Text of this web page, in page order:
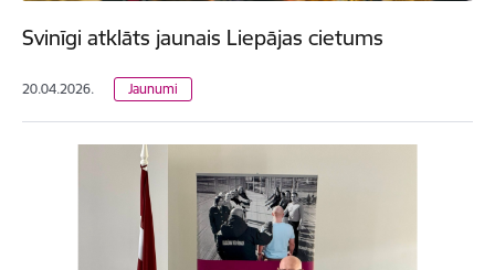
Svinīgi atklāts jaunais Liepājas cietums
20.04.2026. Jaunumi